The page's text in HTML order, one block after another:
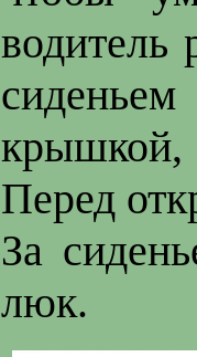
крышкой,
Перед
За
люк.